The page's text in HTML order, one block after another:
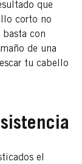
que
corto no
basta con
de una
tu cabello
el